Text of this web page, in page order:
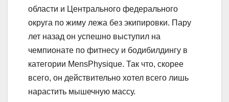
области и Центрального федерального
округа по жиму лежа без экипировки. Пару
лет назад он успешно выступил на
чемпионате по фитнесу и бодибилдингу в
категории MensPhysique. Так что, скорее
всего, он действительно хотел всего лишь
нарастить мышечную массу.